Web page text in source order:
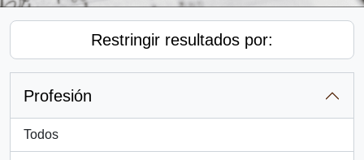
Restringir resultados por:
Profesión
Todos